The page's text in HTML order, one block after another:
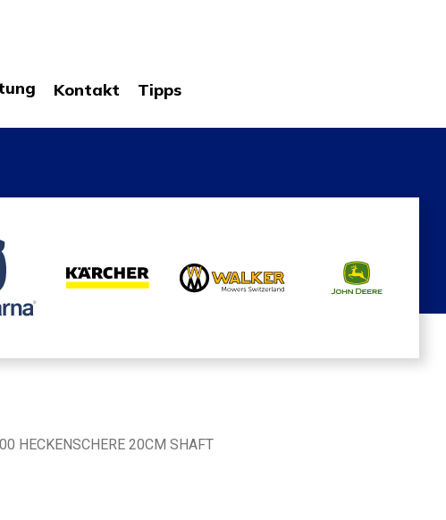
Kontakt Tipps
HECKENSCHERE 20CM SHAFT